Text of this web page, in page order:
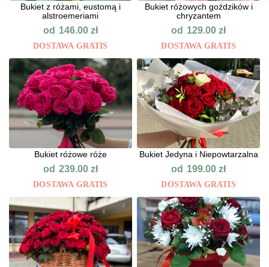
Bukiet z różami, eustomą i
alstroemeriami
od 146.00 zł
DOSTAWA GRATIS
Bukiet różowych goździków i
chryzantem
od 129.00zł
DOSTAWA GRATIS
Bukiet różowe róże
od 239.00 zł
DOSTAWA GRATIS
Bukiet Jedyna i Niepowtarzalna
od 199.00zł
DOSTAWA GRATIS